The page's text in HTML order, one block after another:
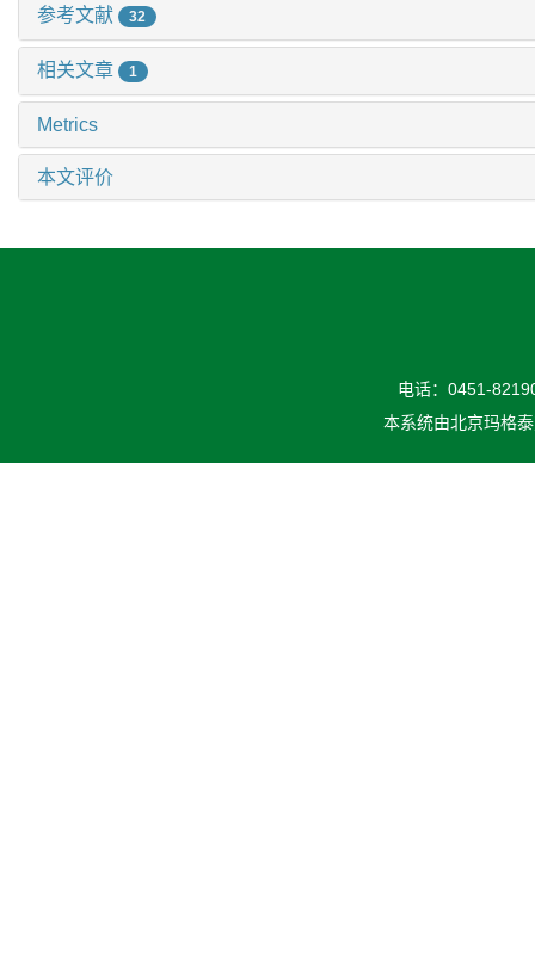
参考文献 32
相关文章 1
Metrics
本文评价
电话：0451-
本系统由北京玛格